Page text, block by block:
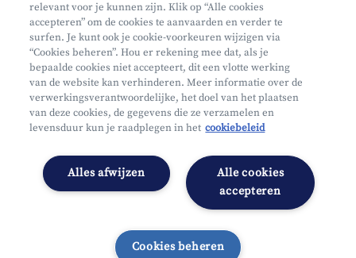
Mifid
Privacy
Juridische info
Onderworpen aan de controle van CDZ
Toegankelijkheidsverklaring
Cookies beheren
relevant voor je kunnen zijn. Klik op “Alle cookies
accepteren” om de cookies te aanvaarden en verder te
surfen. Je kunt ook je cookie-voorkeuren wijzigen via
“Cookies beheren”. Hou er rekening mee dat, als je
bepaalde cookies niet accepteert, dit een vlotte werking
van de website kan verhinderen. Meer informatie over de
verwerkingsverantwoordelijke, het doel van het plaatsen
van deze cookies, de gegevens die ze verzamelen en
levensduur kun je raadplegen in het cookiebeleid
Alle cookies
accepteren
Alles afwijzen
Cookies beheren